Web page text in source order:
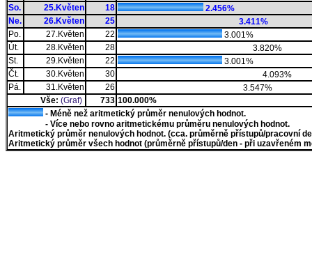
So.
25.Květen 18
2.456%
Ne.
26.Květen 25
3.411%
Po.
27.Květen 22
3.001%
Út.
28.Květen 28
3.820%
St.
29.Květen 22
3.001%
Čt.
30.Květen 30
4.093%
Pá.
31.Květen 26
3.547%
Vše: (Graf) 733 100.000%
- Méně než aritmetický průměr nenulových hodnot.
- Více nebo rovno aritmetickému průměru nenulových hodnot.
Aritmetický průměr nenulových hodnot. (cca. průměrně přístupů/pracovní
Aritmetický průměr všech hodnot (průměrně přístupů/den - při uzavřeném